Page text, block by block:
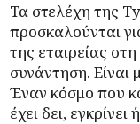
Τα στελέχη της
προσκαλούνται
της εταιρείας
συνάντηση. Είναι
Έναν κόσμο που
έχει δει,